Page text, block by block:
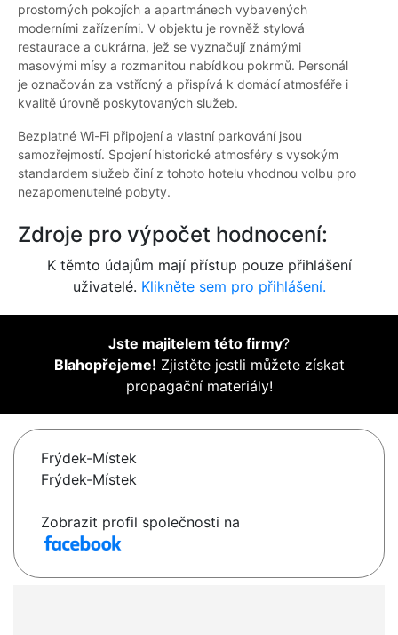
prostorných pokojích a apartmánech vybavených
moderními zařízeními. V objektu je rovněž stylová
restaurace a cukrárna, jež se vyznačují známými
masovými mísy a rozmanitou nabídkou pokrmů. Personál
je označován za vstřícný a přispívá k domácí atmosféře i
kvalitě úrovně poskytovaných služeb.
Bezplatné Wi-Fi připojení a vlastní parkování jsou
samozřejmostí. Spojení historické atmosféry s vysokým
standardem služeb činí z tohoto hotelu vhodnou volbu pro
nezapomenutelné pobyty.
Zdroje pro výpočet hodnocení:
K těmto údajům mají přístup pouze přihlášení
uživatelé. Klikněte sem pro přihlášení.
Jste majitelem této firmy?
Blahopřejeme! Zjistěte jestli můžete získat
propagační materiály!
Frýdek-Místek
Frýdek-Místek
Zobrazit profil společnosti na